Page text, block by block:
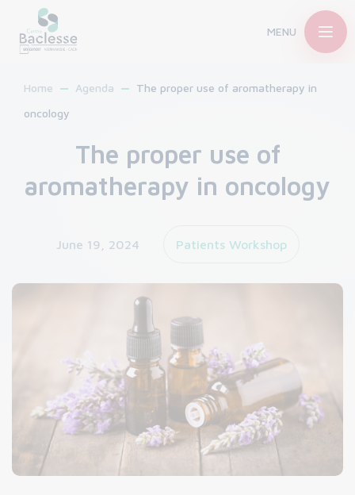
MENU
Home Agenda
The proper use of aromatherapy in
oncology
The proper use of
aromatherapy in oncology
June 19, 2024 Patients Workshop